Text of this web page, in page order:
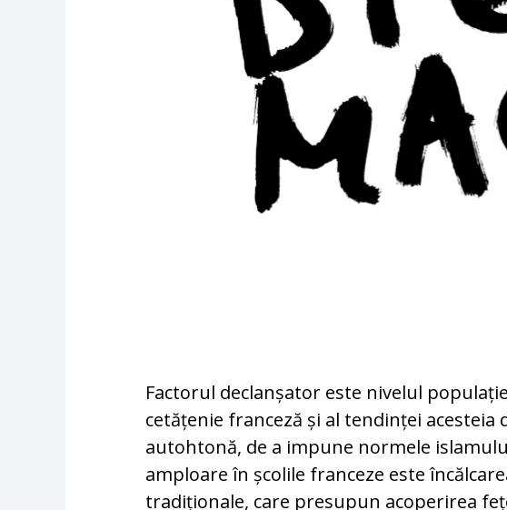
Factorul declanșator este nivelul
cetățenie franceză și al tendinței acesteia
autohtonă, de a impune normele
amploare în școlile franceze este
tradiționale, care presupun acoperirea